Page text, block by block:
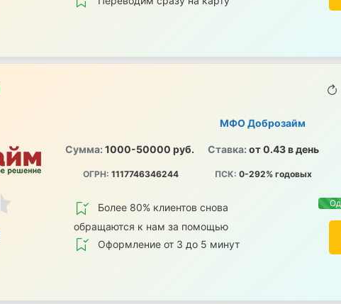
МФО Доброзайм
Сумма: 1000-50000 руб. Ставка: от 0.43 в день
ОГРН: 1117746346244 ПСК: 0-292% годовых
Более 80% клиентов снова
обращаются к нам за помощью
Оформление от 3 до 5 минут